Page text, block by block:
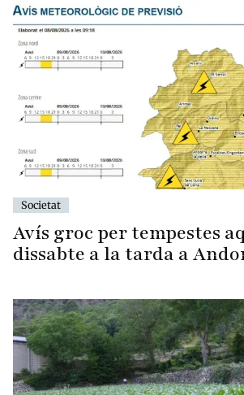
Societat
Avís groc per tempestes
dissabte a la tarda a